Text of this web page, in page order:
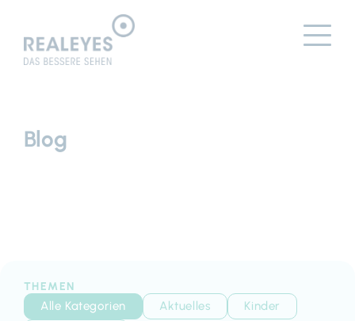
Blog
THEMEN
Alle Kategorien Aktuelles
Kinder